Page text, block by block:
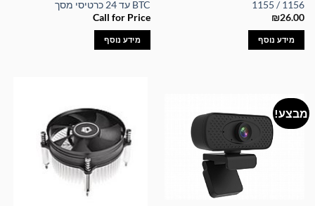
1155 / 1156
₪26.00
מידע נוסף
BTC עד 24 כרטיסי מסך
Call for Price
מידע נוסף
מבצע!